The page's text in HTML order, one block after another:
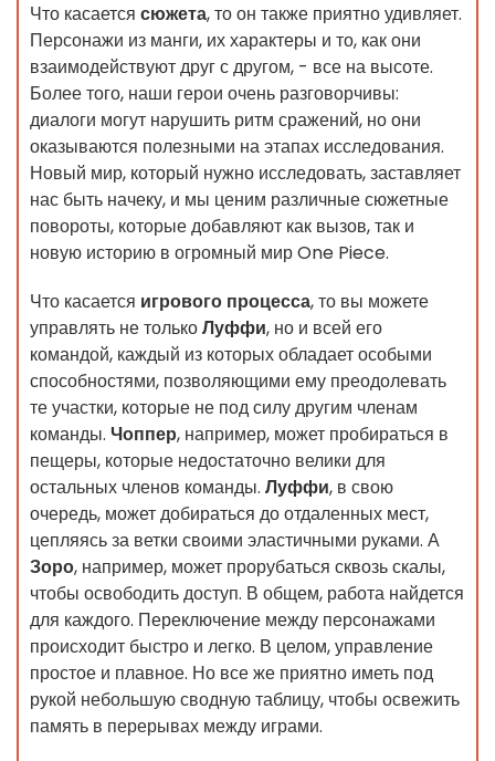
Что касается сюжета, то он также приятно удивляет.
Персонажи из манги, их характеры и то, как они
взаимодействуют друг с другом, - все на высоте.
Более того, наши герои очень разговорчивы:
диалоги могут нарушить ритм сражений, но они
оказываются полезными на этапах исследования.
Новый мир, который нужно исследовать, заставляет
нас быть начеку, и мы ценим различные сюжетные
повороты, которые добавляют как вызов, так и
новую историю в огромный мир One Piece.
Что касается игрового процесса, то вы можете
управлять не толькоЛуффи, но и всей его
командой, каждый из которых обладает особыми
способностями, позволяющими ему преодолевать
те участки, которые не под силу другим членам
команды. Чоппер, например, может пробираться в
пещеры, которые недостаточно велики для
остальных членов команды. Луффи, в свою
очередь, может добираться до отдаленных мест,
цепляясь за ветки своими эластичными руками. А
Зоро, например, может прорубаться сквозь скалы,
чтобы освободить доступ. В общем, работа найдется
для каждого. Переключение между персонажами
происходит быстро и легко. В целом, управление
простое и плавное. Но все же приятно иметь под
рукой небольшую сводную таблицу, чтобы освежить
память в перерывах между играми.